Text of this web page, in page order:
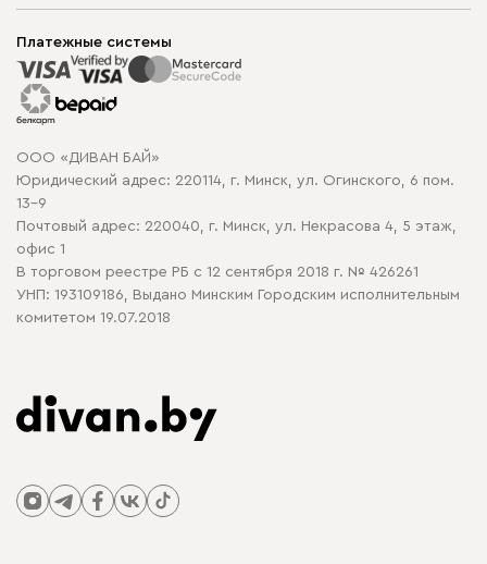
Способы оплаты
Рассрочка и кредит
Гарантия
Карта сайта
Политика конфиденциальности
Политика в отношении обработки cookie
Корпусная мебель
Распродажа мебели
Платежные системы
ООО «ДИВАН БАЙ»
Юридический адрес: 220114, г. Минск, ул. Огинского, 6 пом.
13-9
Почтовый адрес: 220040, г. Минск, ул. Некрасова 4, 5 этаж,
офис 1
В торговом реестре РБ с 12 сентября 2018 г. № 426261
УНП: 193109186, Выдано Минским Городским исполнительным
комитетом 19.07.2018